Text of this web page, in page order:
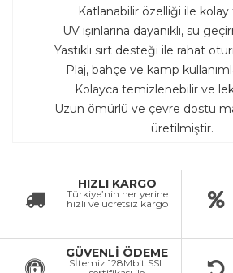
Katlanabilir özelliği ile kolay
UV ışınlarına dayanıklı, su
Yastıklı sırt desteği ile rahat
Plaj, bahçe ve kamp
Kolayca temizlenebilir ve
Uzun ömürlü ve çevre dostu
üretilmiştir.
HIZLI KARGO
Türkiye’nin her yerine
hızlı ve ücretsiz kargo
GÜVENLİ ÖDEME
Sİtemiz 128Mbit SSL